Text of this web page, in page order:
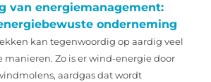
van energiemanagement:
onderneming
kan tegenwoordig op aardig veel
manieren. Zo is er wind-energie door
aardgas dat wordt